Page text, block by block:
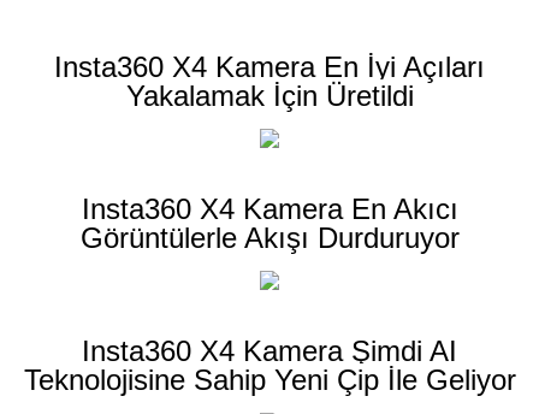
Insta360 X4 Kamera En İyi Açıları
Yakalamak İçin Üretildi
Insta360 X4 Kamera En Akıcı
Görüntülerle Akışı Durduruyor
Insta360 X4 Kamera Şimdi AI
Teknolojisine Sahip Yeni Çip İle Geliyor